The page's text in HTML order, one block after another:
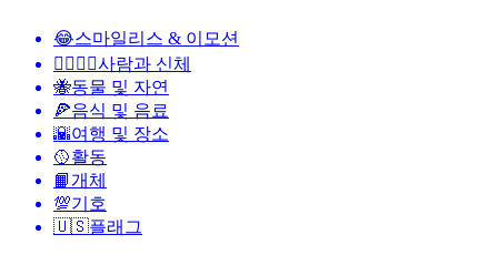
😂스마일리스 & 이모션
👩‍❤️‍💋‍👨사람과 신체
🐝동물 및 자연
🍕음식 및 음료
🌇여행 및 장소
🥎활동
📙개체
💯기호
🇺🇸플래그